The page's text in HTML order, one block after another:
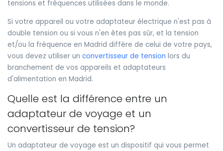
tensions et fréquences utilisées dans le monde.
Si votre appareil ou votre adaptateur électrique n'est pas à
double tension ou si vous n'en êtes pas sûr, et la tension
et/ou la fréquence en Madrid diffère de celui de votre pays,
vous devez utiliser un convertisseur de tension lors du
branchement de vos appareils et adaptateurs
d'alimentation en Madrid.
Quelle est la différence entre un
adaptateur de voyage et un
convertisseur de tension?
Un adaptateur de voyage est un dispositif qui vous permet